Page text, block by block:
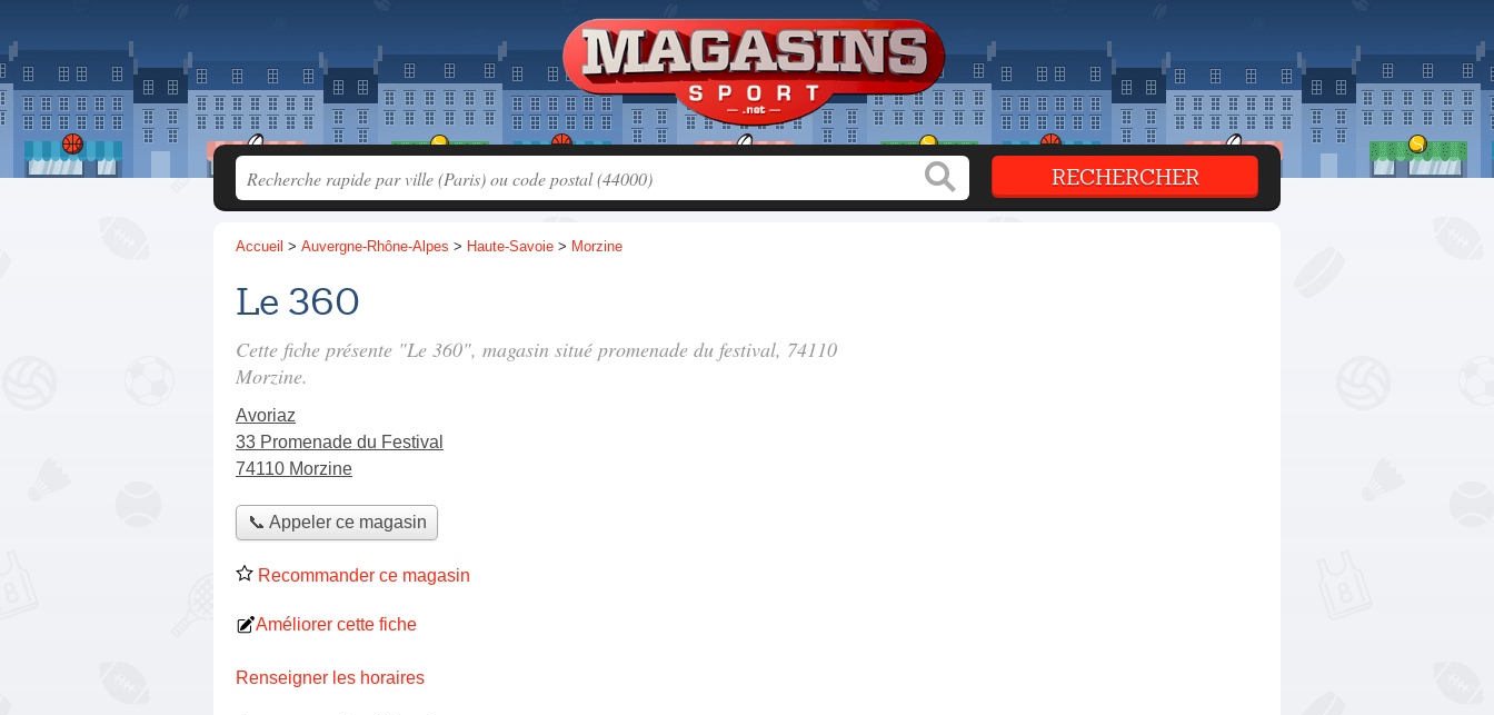
Accueil > Auvergne-Rhône-Alpes > Haute-Savoie > Morzine
Le 360
Cette fiche présente "Le 360", magasin situé promenade du festival, 74110
Morzine.
Avoriaz
33 Promenade du Festival
74110 Morzine
📞 Appeler ce magasin
Recommander ce magasin
Améliorer cette fiche
Renseigner les horaires